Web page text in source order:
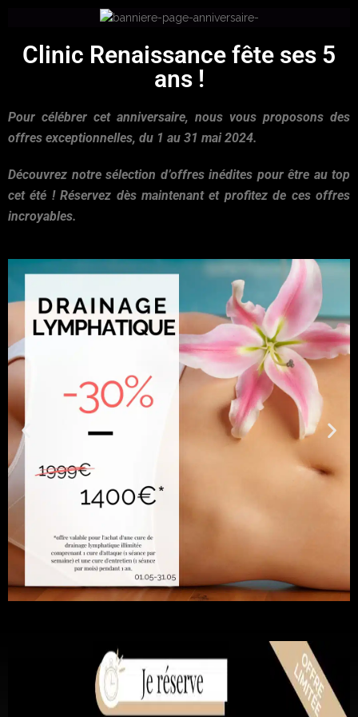
Clinic Renaissance fête ses 5
ans !
Pour célébrer cet anniversaire, nous vous proposons des
offres exceptionnelles, du 1 au 31 mai 2024.
Découvrez notre sélection d’offres inédites pour être au top
cet été ! Réservez dès maintenant et profitez de ces offres
incroyables.